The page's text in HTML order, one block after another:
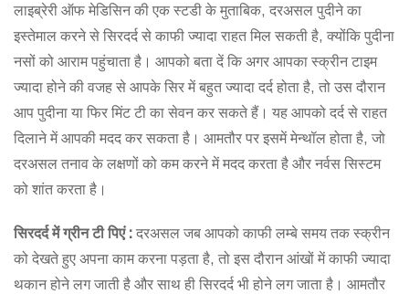
लाइब्रेरी ऑफ मेडिसिन की एक स्टडी के मुताबिक, दरअसल पुदीने का
इस्तेमाल करने से सिरदर्द से काफी ज्यादा राहत मिल सकती है, क्योंकि पुदीना
नसों को आराम पहुंचाता है। आपको बता दें कि अगर आपका स्‍क्रीन टाइम
ज्यादा होने की वजह से आपके सिर में बहुत ज्यादा दर्द होता है, तो उस दौरान
आप पुदीना या फिर मिंट टी का सेवन कर सकते हैं। यह आपको दर्द से राहत
दिलाने में आपकी मदद कर सकता है। आमतौर पर इसमें मेन्थॉल होता है, जो
दरअसल तनाव के लक्षणों को कम करने में मदद करता है और नर्वस सिस्‍टम
को शांत करता है।
सिरदर्द में ग्रीन टी पिएं : दरअसल जब आपको काफी लम्बे समय तक स्‍क्रीन
को देखते हुए अपना काम करना पड़ता है, तो इस दौरान आंखों में काफी ज्यादा
थकान होने लग जाती है और साथ ही स‍िरदर्द भी होने लग जाता है। आमतौर